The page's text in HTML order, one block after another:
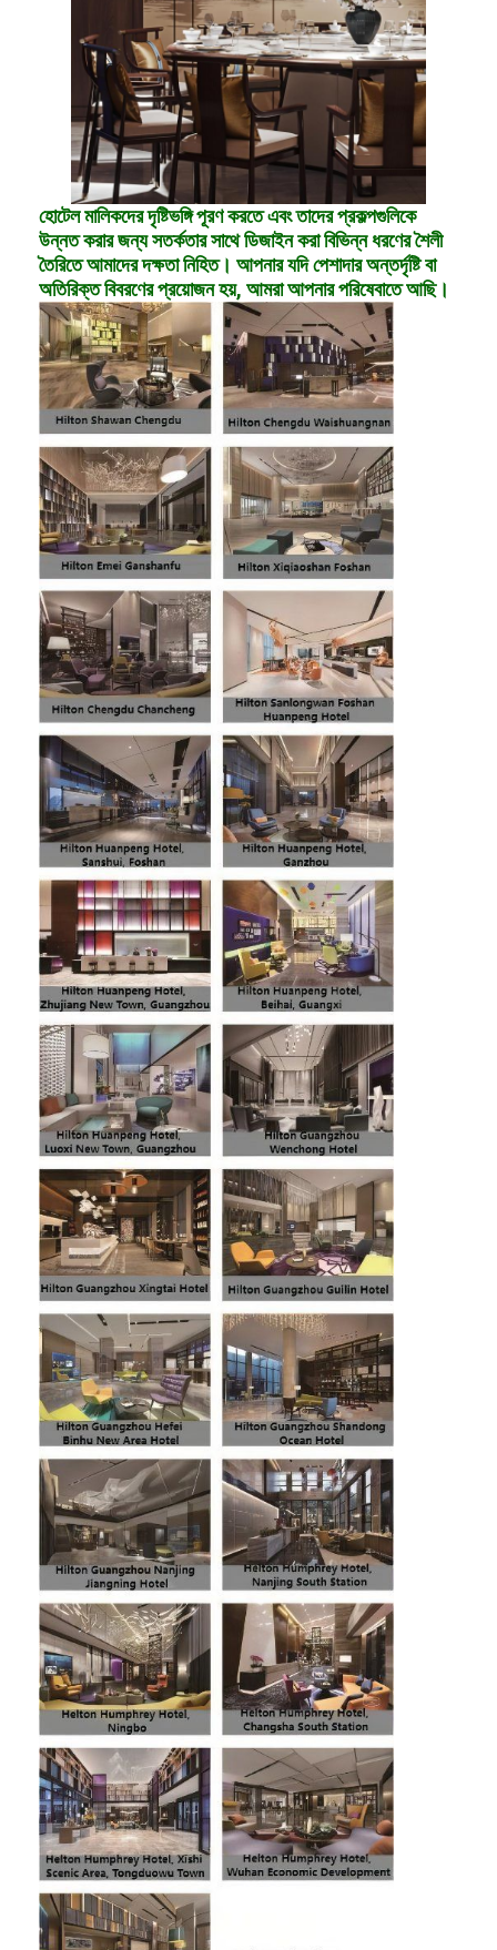
হোটেল মালিকদের দৃষ্টিভঙ্গি পূরণ করতে এবং তাদের প্রকল্পগুলিকে
উন্নত করার জন্য সতর্কতার সাথে ডিজাইন করা বিভিন্ন ধরণের শৈলী
তৈরিতে আমাদের দক্ষতা নিহিত। আপনার যদি পেশাদার অন্তর্দৃষ্টি বা
অতিরিক্ত বিবরণের প্রয়োজন হয়, আমরা আপনার পরিষেবাতে আছি।